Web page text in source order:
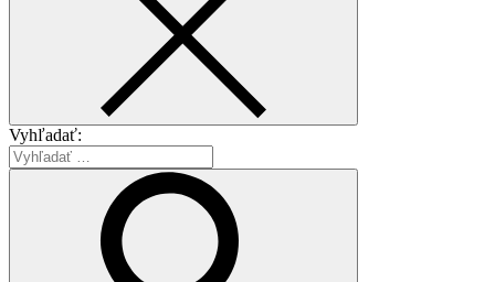
Vyhľadať: